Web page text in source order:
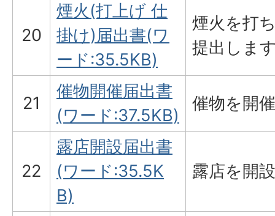
20
煙火(打上げ 仕
掛け)届出書(ワ
ード:35.5KB)
煙火を打
提出しま
21
催物開催届出書
(ワード:37.5KB)
催物を開
22
露店開設届出書
(ワード:35.5K
B)
露店を開